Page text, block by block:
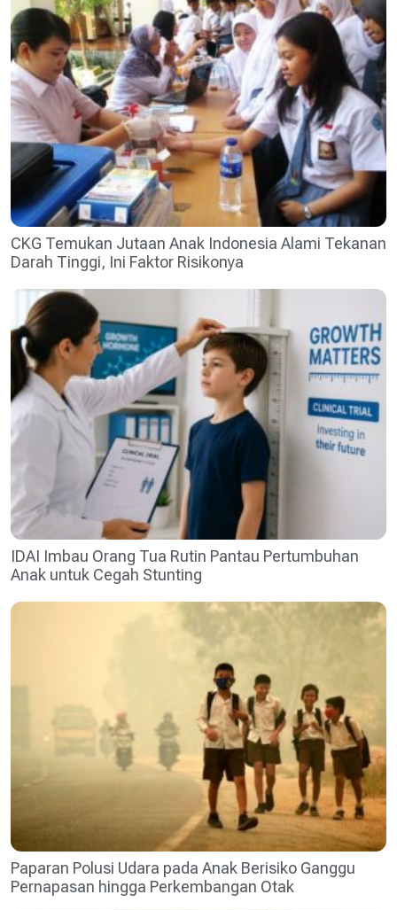
CKG Temukan Jutaan Anak Indonesia Alami Tekanan
Darah Tinggi, Ini Faktor Risikonya
IDAI Imbau Orang Tua Rutin Pantau Pertumbuhan
Anak untuk Cegah Stunting
Paparan Polusi Udara pada Anak Berisiko Ganggu
Pernapasan hingga Perkembangan Otak